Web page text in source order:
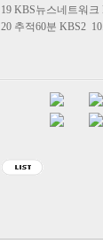
19 KBS뉴스네트워크
20 추적60분 KBS2